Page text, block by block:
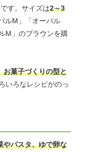
す。サイズは2～3
ルM」「オーバル
M」のブラウンを購
お菓子づくりの型と
いろなレシピがのっ
やパスタ、ゆで卵な